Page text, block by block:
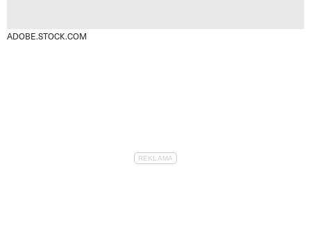
ADOBE.STOCK.COM